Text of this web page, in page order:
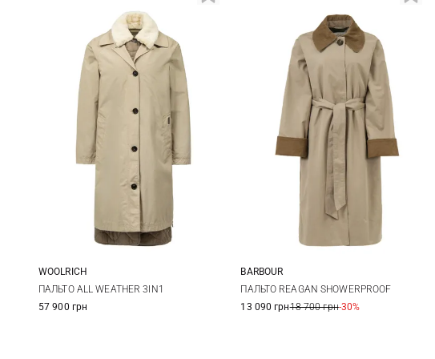
S M L
WOOLRICH
ПАЛЬТО ALL WEATHER 3IN1
57 900 грн
8 10 12
BARBOUR
ПАЛЬТО REAGAN SHOWERPROOF
13 090 грн18 700 грн-30%